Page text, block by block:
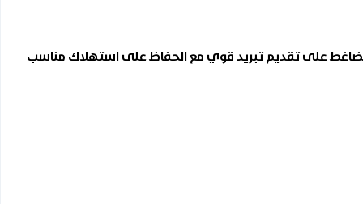
على تقديم تبريد قوي مع الحفاظ على استهلاك مناسب